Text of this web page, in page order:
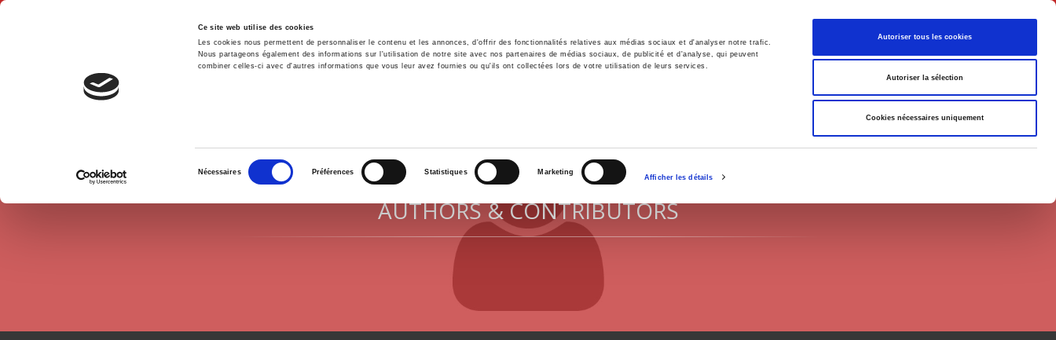
Ce site web utilise des cookies
Les cookies nous permettent de personnaliser le contenu et les annonces, d'offrir des fonctionnalités relatives aux médias sociaux et d'analyser notre trafic.
Nous partageons également des informations sur l'utilisation de notre site avec nos partenaires de médias sociaux, de publicité et d'analyse, qui peuvent
combiner celles-ci avec d'autres informations que vous leur avez fournies ou qu'ils ont collectées lors de votre utilisation de leurs services.
consentement
Nécessaires Préférences Statistiques Marketing
Afficher les détails
Autoriser tous les cookies
Autoriser la sélection
Cookies nécessaires uniquement
English
Home Environment History International Politics
AUTHORS & CONTRIBUTORS